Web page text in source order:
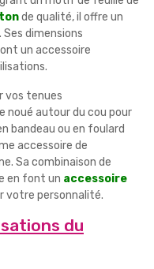
de qualité, il offre un
dimensions
un accessoire
vos tenues
autour du cou pour
bandeau ou en foulard
accessoire de
Sa combinaison de
en font un accessoire
votre personnalité.
du